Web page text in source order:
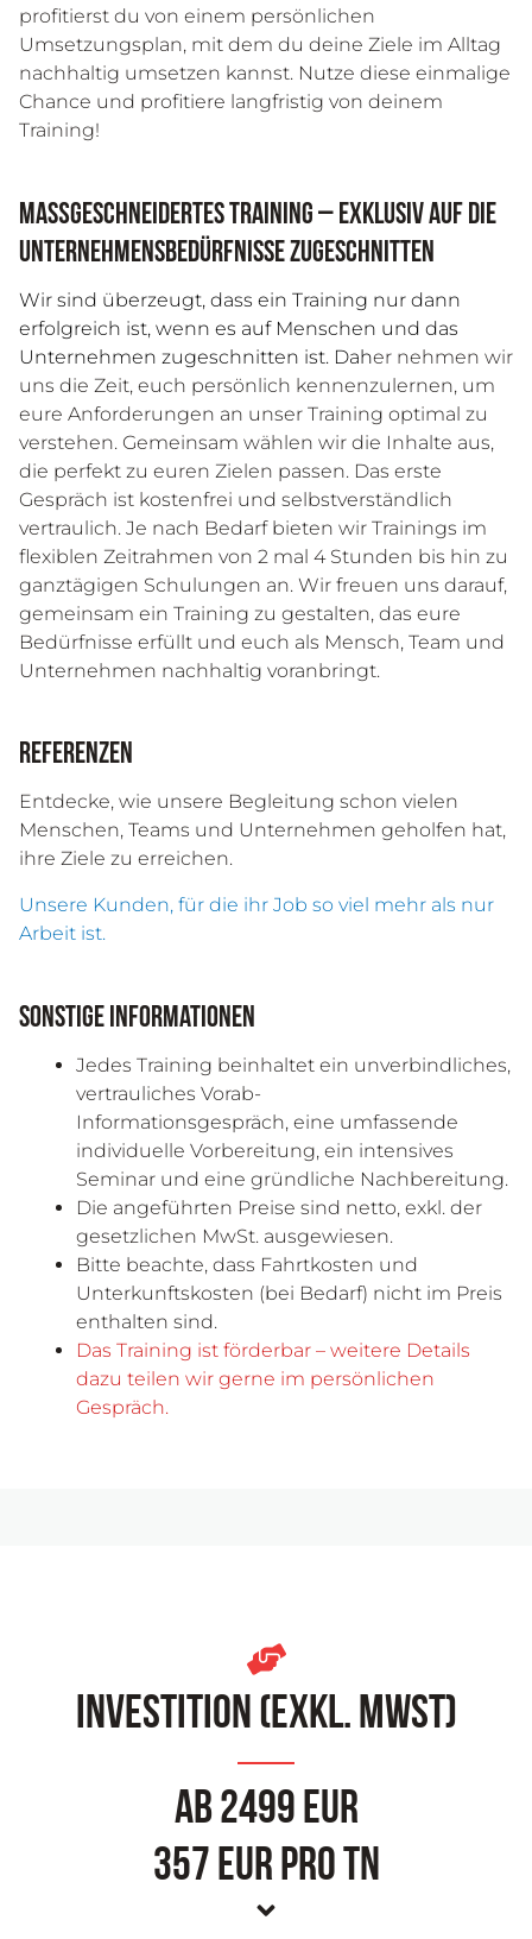
profitierst du von einem persönlichen
Umsetzungsplan, mit dem du deine Ziele im Alltag
nachhaltig umsetzen kannst. Nutze diese einmalige
Chance und profitiere langfristig von deinem
Training!
Maßgeschneidertes Training – Exklusiv auf die
Unternehmensbedürfnisse zugeschnitten
Wir sind überzeugt, dass ein Training nur dann
erfolgreich ist, wenn es auf Menschen und das
Unternehmen zugeschnitten ist. Daher nehmen wir
uns die Zeit, euch persönlich kennenzulernen, um
eure Anforderungen an unser Training optimal zu
verstehen. Gemeinsam wählen wir die Inhalte aus,
die perfekt zu euren Zielen passen. Das erste
Gespräch ist kostenfrei und selbstverständlich
vertraulich. Je nach Bedarf bieten wir Trainings im
flexiblen Zeitrahmen von 2 mal 4 Stunden bis hin zu
ganztägigen Schulungen an. Wir freuen uns darauf,
gemeinsam ein Training zu gestalten, das eure
Bedürfnisse erfüllt und euch als Mensch, Team und
Unternehmen nachhaltig voranbringt.
Referenzen
Entdecke, wie unsere Begleitung schon vielen
Menschen, Teams und Unternehmen geholfen hat,
ihre Ziele zu erreichen.
Unsere Kunden, für die ihr Job so viel mehr als nur
Arbeit ist.
Sonstige Informationen
Jedes Training beinhaltet ein unverbindliches,
vertrauliches Vorab-
Informationsgespräch, eine umfassende
individuelle Vorbereitung, ein intensives
Seminar und eine gründliche Nachbereitung.
Die angeführten Preise sind netto, exkl. der
gesetzlichen MwSt. ausgewiesen.
Bitte beachte, dass Fahrtkosten und
Unterkunftskosten (bei Bedarf) nicht im Preis
enthalten sind.
Das Training ist förderbar – weitere Details
dazu teilen wir gerne im persönlichen
Gespräch.
Investition (EXKL. MWST)
Ab 2499 EUR
357 EUR pro TN